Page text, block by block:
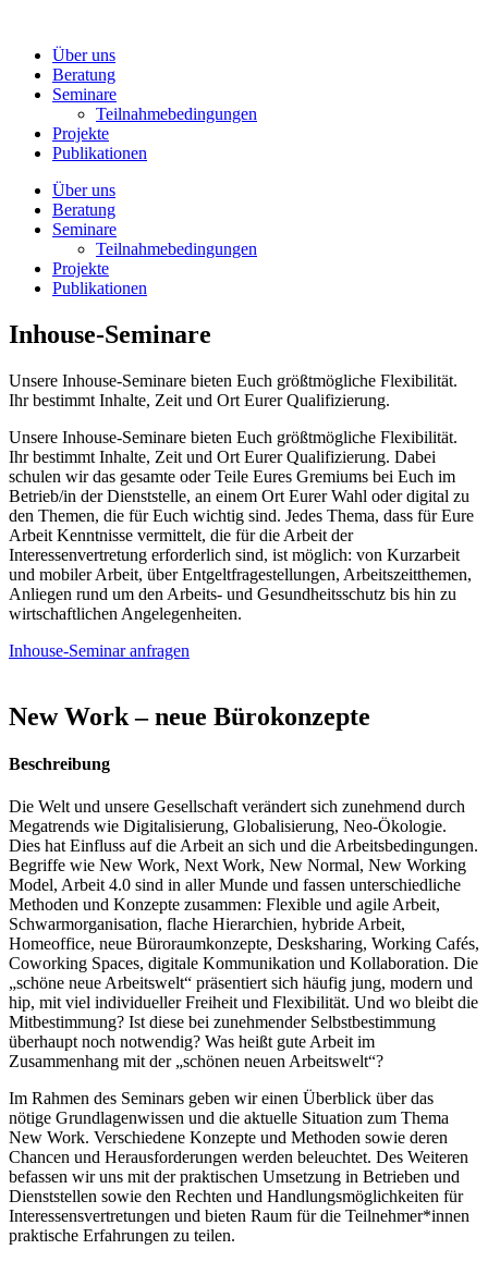
wechselnÜber uns
Beratung
Seminare
Teilnahmebedingungen
Projekte
Publikationen
Über uns
Beratung
Seminare
Teilnahmebedingungen
Projekte
Publikationen
Inhouse-Seminare
Unsere Inhouse-Seminare bieten Euch größtmögliche Flexibilität.
Ihr bestimmt Inhalte, Zeit und Ort Eurer Qualifizierung.
Unsere Inhouse-Seminare bieten Euch größtmögliche Flexibilität.
Ihr bestimmt Inhalte, Zeit und Ort Eurer Qualifizierung. Dabei
schulen wir das gesamte oder Teile Eures Gremiums bei Euch im
Betrieb/in der Dienststelle, an einem Ort Eurer Wahl oder digital zu
den Themen, die für Euch wichtig sind. Jedes Thema, dass für Eure
Arbeit Kenntnisse vermittelt, die für die Arbeit der
Interessenvertretung erforderlich sind, ist möglich: von Kurzarbeit
und mobiler Arbeit, über Entgeltfragestellungen, Arbeitszeitthemen,
Anliegen rund um den Arbeits- und Gesundheitsschutz bis hin zu
wirtschaftlichen Angelegenheiten.
Inhouse-Seminar anfragen
New Work – neue Bürokonzepte
Beschreibung
Die Welt und unsere Gesellschaft verändert sich zunehmend durch
Megatrends wie Digitalisierung, Globalisierung, Neo-Ökologie.
Dies hat Einfluss auf die Arbeit an sich und die Arbeitsbedingungen.
Begriffe wie New Work, Next Work, New Normal, New Working
Model, Arbeit 4.0 sind in aller Munde und fassen unterschiedliche
Methoden und Konzepte zusammen: Flexible und agile Arbeit,
Schwarmorganisation, flache Hierarchien, hybride Arbeit,
Homeoffice, neue Büroraumkonzepte, Desksharing, Working Cafés,
Coworking Spaces, digitale Kommunikation und Kollaboration. Die
„schöne neue Arbeitswelt“ präsentiert sich häufig jung, modern und
hip, mit viel individueller Freiheit und Flexibilität. Und wo bleibt die
Mitbestimmung? Ist diese bei zunehmender Selbstbestimmung
überhaupt noch notwendig? Was heißt gute Arbeit im
Zusammenhang mit der „schönen neuen Arbeitswelt“?
Im Rahmen des Seminars geben wir einen Überblick über das
nötige Grundlagenwissen und die aktuelle Situation zum Thema
New Work. Verschiedene Konzepte und Methoden sowie deren
Chancen und Herausforderungen werden beleuchtet. Des Weiteren
befassen wir uns mit der praktischen Umsetzung in Betrieben und
Dienststellen sowie den Rechten und Handlungsmöglichkeiten für
Interessensvertretungen und bieten Raum für die Teilnehmer*innen
praktische Erfahrungen zu teilen.